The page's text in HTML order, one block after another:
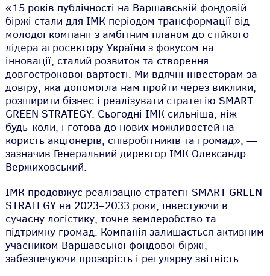
«15 років публічності на Варшавській фондовій
біржі стали для ІМК періодом трансформації від
молодої компанії з амбітним планом до стійкого
лідера агросектору України з фокусом на
інновації, сталий розвиток та створення
довгострокової вартості. Ми вдячні інвесторам за
довіру, яка допомогла нам пройти через виклики,
розширити бізнес і реалізувати стратегію SMART
GREEN STRATEGY. Сьогодні ІМК сильніша, ніж
будь-коли, і готова до нових можливостей на
користь акціонерів, співробітників та громад», —
зазначив Генеральний директор ІМК Олександр
Вержиховський.
ІМК продовжує реалізацію стратегії SMART GREEN
STRATEGY на 2023–2033 роки, інвестуючи в
сучасну логістику, точне землеробство та
підтримку громад. Компанія залишається активним
учасником Варшавської фондової біржі,
забезпечуючи прозорість і регулярну звітність.